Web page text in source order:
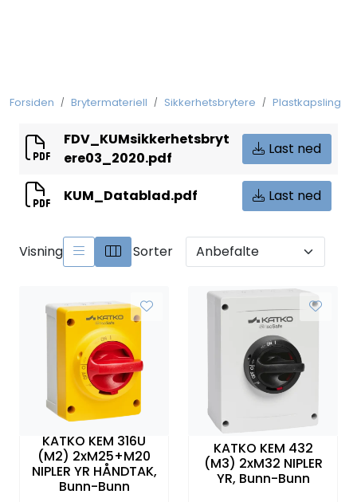
Forsiden Brytermateriell Sikkerhetsbrytere Plastkapsling
FDV_KUMsikkerhetsbryt
ere03_2020.pdf
Last ned
KUM_Datablad.pdf Last ned
Visning Sorter
KATKO KEM 316U
(M2) 2xM25+M20
NIPLER YR HÅNDTAK,
Bunn-Bunn
KATKO KEM 432
(M3) 2xM32 NIPLER
YR, Bunn-Bunn
Kobberforbindelser
Måling og Instrumentering
Betjeningsmatriell
Brytermateriell
Montasjemateriell
Leverandører
Nyheter